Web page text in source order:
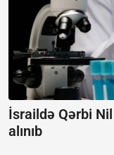
İsraildə Qərbi Nil
alınıb